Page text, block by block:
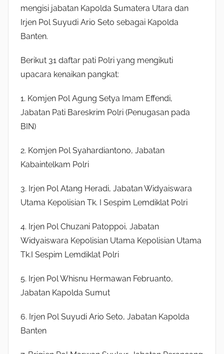
mengisi jabatan Kapolda Sumatera Utara dan
Irjen Pol Suyudi Ario Seto sebagai Kapolda
Banten.
Berikut 31 daftar pati Polri yang mengikuti
upacara kenaikan pangkat:
1. Komjen Pol Agung Setya Imam Effendi,
Jabatan Pati Bareskrim Polri (Penugasan pada
BIN)
2. Komjen Pol Syahardiantono, Jabatan
Kabaintelkam Polri
3. Irjen Pol Atang Heradi, Jabatan Widyaiswara
Utama Kepolisian Tk. I Sespim Lemdiklat Polri
4. Irjen Pol Chuzani Patoppoi, Jabatan
Widyaiswara Kepolisian Utama Kepolisian Utama
Tk.I Sespim Lemdiklat Polri
5. Irjen Pol Whisnu Hermawan Februanto,
Jabatan Kapolda Sumut
6. Irjen Pol Suyudi Ario Seto, Jabatan Kapolda
Banten